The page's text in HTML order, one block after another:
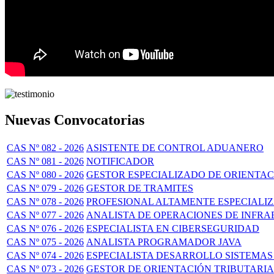
Nuevas Convocatorias
CAS Nº 082 - 2026 ASISTENTE DE CONTROL ADUANERO
CAS Nº 081 - 2026 NOTIFICADOR
CAS Nº 080 - 2026 GESTOR ESPECIALIZADO DE
CAS Nº 079 - 2026 GESTOR DE TRAMITES
CAS Nº 078 - 2026 PROFESIONAL ALTAMENTE
CAS Nº 077 - 2026 ANALISTA DE OPERACIONES DE
CAS Nº 076 - 2026 ESPECIALISTA EN CIBERSEGURIDAD
CAS Nº 075 - 2026 ANALISTA PROGRAMADOR JAVA
CAS Nº 074 - 2026 ESPECIALISTA DESARROLLO
CAS Nº 073 - 2026 GESTOR DE ORIENTACIÓN TRIBUTARIA